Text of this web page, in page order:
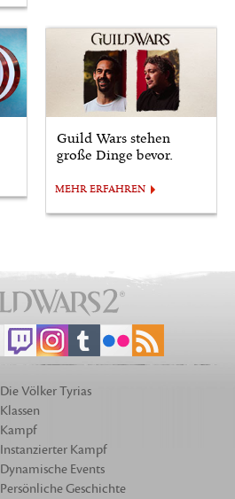
Guild Wars stehen
große Dinge bevor.
MEHR ERFAHREN
Die Völker Tyrias
Klassen
Kampf
Instanzierter Kampf
Dynamische Events
Persönliche Geschichte